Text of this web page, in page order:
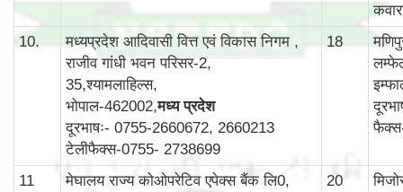
10.
मध्यप्रदेश आदिवासी वित्त एवं विकास निगम ,
राजीव गांधी भवन परिसर-2,
35,श्यामलाहिल्स,
भोपाल-462002,मध्य प्रदेश
दूरभाषः- 0755-2660672, 2660213
टेलीफैक्स-0755- 2738699
18
11
मेघालय राज्य कोओपरेटिव एपेक्स बैंक लि0,
20